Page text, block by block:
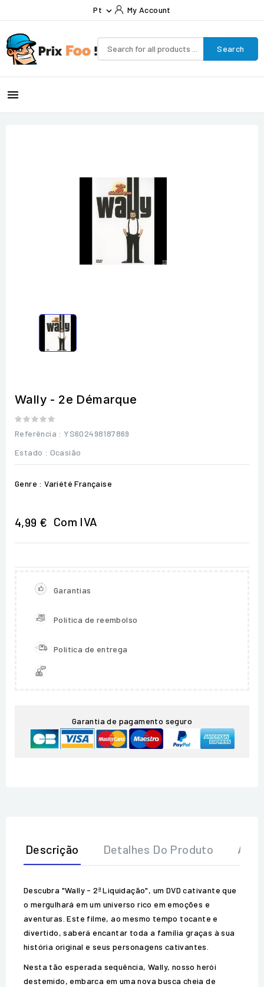
Pt  My Account
Search

Wally - 2e Démarque
Referência : YS602498187869
Estado : Ocasião
Genre : Variété Française
4,99 € Com IVA
Garantias
Política de reembolso
Política de entrega
Garantia de pagamento seguro
Descrição Detalhes Do Produto
Descubra "Wally - 2ª Liquidação", um DVD cativante que
o mergulhará em um universo rico em emoções e
aventuras. Este filme, ao mesmo tempo tocante e
divertido, saberá encantar toda a família graças à sua
história original e seus personagens cativantes.
Nesta tão esperada sequência, Wally, nosso herói
destemido, embarca em uma nova busca cheia de